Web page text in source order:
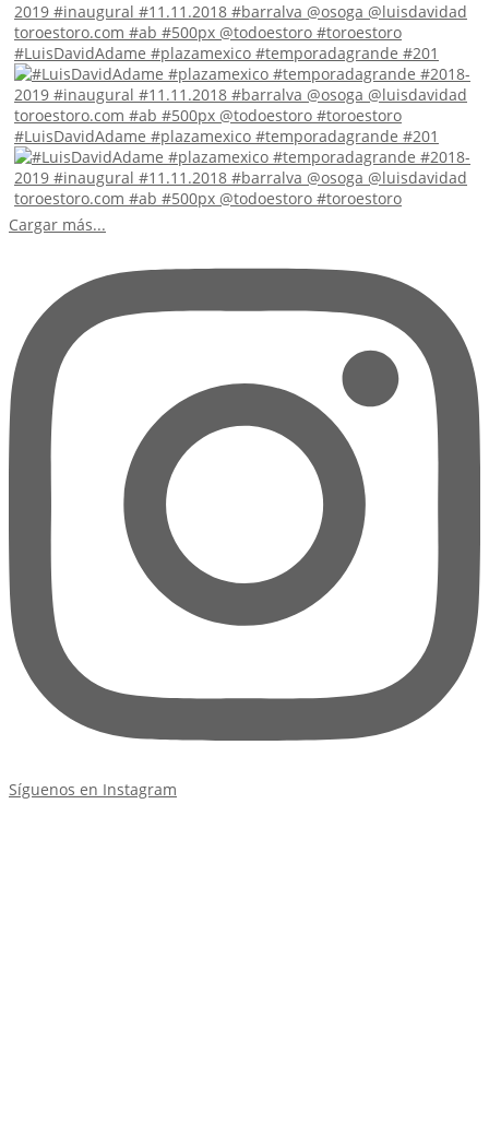
#LuisDavidAdame #plazamexico #temporadagrande #201
#LuisDavidAdame #plazamexico #temporadagrande #201
Cargar más...
Síguenos en Instagram